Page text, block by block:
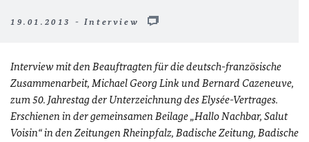
19.01.2013 - Interview
Interview mit den Beauftragten für die deutsch-französische
Zusammenarbeit, Michael Georg Link und Bernard Cazeneuve,
zum 50. Jahrestag der Unterzeichnung des Elysée-Vertrages.
Erschienen in der gemeinsamen Beilage „Hallo Nachbar, Salut
Voisin“ in den Zeitungen Rheinpfalz, Badische Zeitung, Badische